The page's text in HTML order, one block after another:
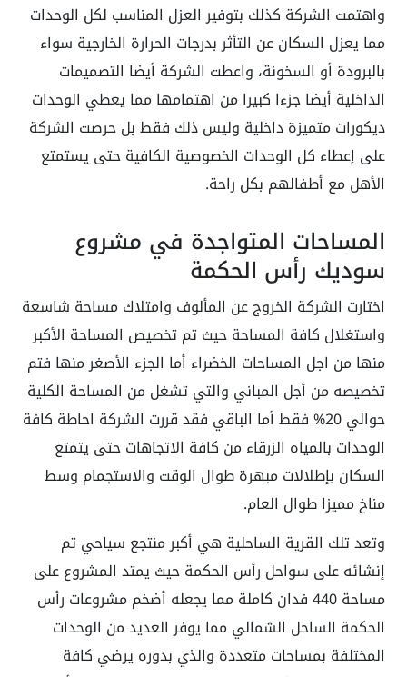
واهتمت الشركة كذلك بتوفير العزل المناسب لكل الوحدات
مما يعزل السكان عن التأثر بدرجات الحرارة الخارجية سواء
بالبرودة أو السخونة، واعطت الشركة أيضا التصميمات
الداخلية أيضا جزءا كبيرا من اهتمامها مما يعطي الوحدات
ديكورات متميزة داخلية وليس ذلك فقط بل حرصت الشركة
على إعطاء كل الوحدات الخصوصية الكافية حتى يستمتع
الأهل مع أطفالهم بكل راحة.
المساحات المتواجدة في مشروع
سوديك رأس الحكمة
اختارت الشركة الخروج عن المألوف وامتلاك مساحة شاسعة
واستغلال كافة المساحة حيث تم تخصيص المساحة الأكبر
منها من اجل المساحات الخضراء أما الجزء الأصغر منها فتم
تخصيصه من أجل المباني والتي تشغل من المساحة الكلية
حوالي 20% فقط أما الباقي فقد قررت الشركة احاطة كافة
الوحدات بالمياه الزرقاء من كافة الاتجاهات حتى يتمتع
السكان بإطلالات مبهرة طوال الوقت والاستجمام وسط
مناخ مميزا طوال العام.
وتعد تلك القرية الساحلية هي أكبر منتجع سياحي تم
إنشائه على سواحل رأس الحكمة حيث يمتد المشروع على
مساحة 440 فدان كاملة مما يجعله أضخم مشروعات رأس
الحكمة الساحل الشمالي مما يوفر العديد من الوحدات
المختلفة بمساحات متعددة والذي بدوره يرضي كافة